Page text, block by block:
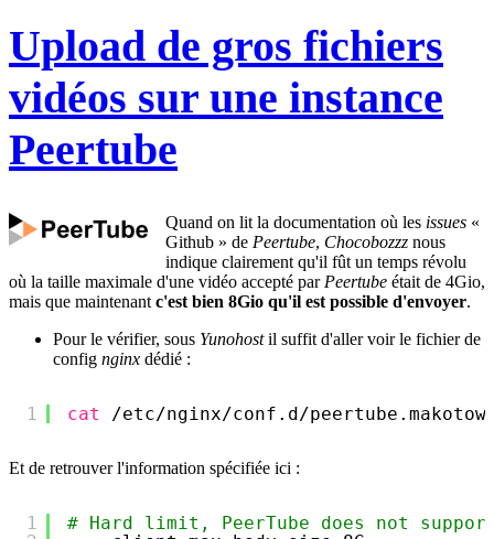
Upload de gros fichiers
vidéos sur une instance
Peertube
Quand on lit la documentation où les issues «
Github » de Peertube, Chocobozzz nous
indique clairement qu'il fût un temps révolu
où la taille maximale d'une vidéo accepté par Peertube était de 4Gio,
mais que maintenant c'est bien 8Gio qu'il est possible d'envoyer.
Pour le vérifier, sous Yunohostil suffit d'aller voir le fichier de
config nginx dédié :
1 cat /etc/nginx/conf .d/peertube
Et de retrouver l'information spécifiée ici :
1
# Hard limit, PeerTube does not